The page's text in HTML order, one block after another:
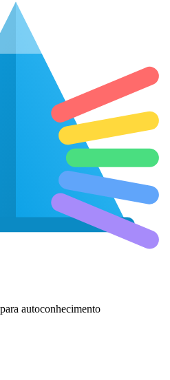
autoconhecimento